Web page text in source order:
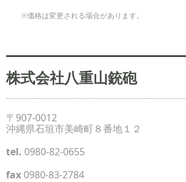
※価格は変更される場合があります。
株式会社八重山銃砲
〒907-0012
沖縄県石垣市美崎町８番地１２
tel. 0980-82-0655
fax 0980-83-2784